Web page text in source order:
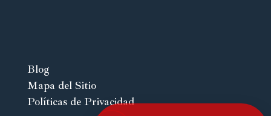
Blog
Mapa del Sitio
Políticas de Privacidad